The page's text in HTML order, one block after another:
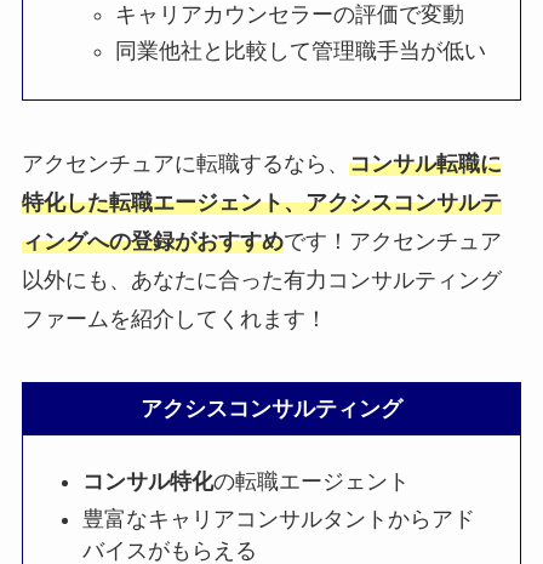
キャリアカウンセラーの評価で変動
同業他社と比較して管理職手当が低い
アクセンチュアに転職するなら、 コンサル転職に
特化した転職エージェント、アクシスコンサルテ
ィングへの登録がおすすめです！アクセンチュア
以外にも、あなたに合った有力コンサルティング
ファームを紹介してくれます！
アクシスコンサルティング
コンサル特化の転職エージェント
豊富なキャリアコンサルタントからアド
バイスがもらえる